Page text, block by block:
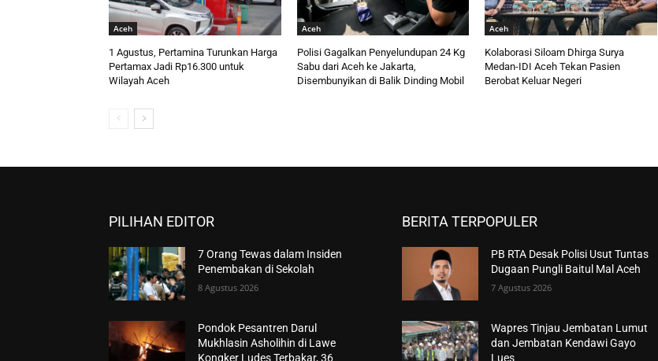
Aceh
1 Agustus, Pertamina Turunkan Harga
Pertamax Jadi Rp16.300 untuk
Wilayah Aceh
Aceh
Polisi Gagalkan Penyelundupan 24 Kg
Sabu dari Aceh ke Jakarta,
Disembunyikan di Balik Dinding Mobil
Aceh
Kolaborasi Siloam Dhirga Surya
Medan-IDI Aceh Tekan Pasien
Berobat Keluar Negeri
PILIHAN EDITOR
7 Orang Tewas dalam Insiden
Penembakan di Sekolah
8 Agustus 2026
Pondok Pesantren Darul
Mukhlasin Asholihin di Lawe
Kongker Ludes Terbakar, 36
BERITA TERPOPULER
PB RTA Desak Polisi Usut Tuntas
Dugaan Pungli Baitul Mal Aceh
7 Agustus 2026
Wapres Tinjau Jembatan Lumut
dan Jembatan Kendawi Gayo
Lues